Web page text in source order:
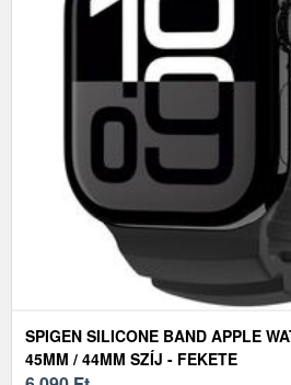
SPIGEN SILICONE BAND APPLE
45MM / 44MM SZÍJ - FEKETE